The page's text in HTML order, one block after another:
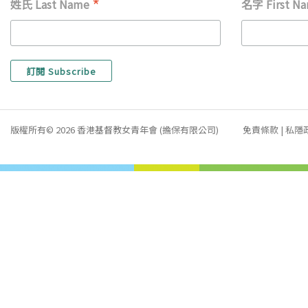
姓氏 Last Name * 名字 First
版權所有© 2026 香港基督教女青年會 (擔保有限公司) 免責條款 | 私隱